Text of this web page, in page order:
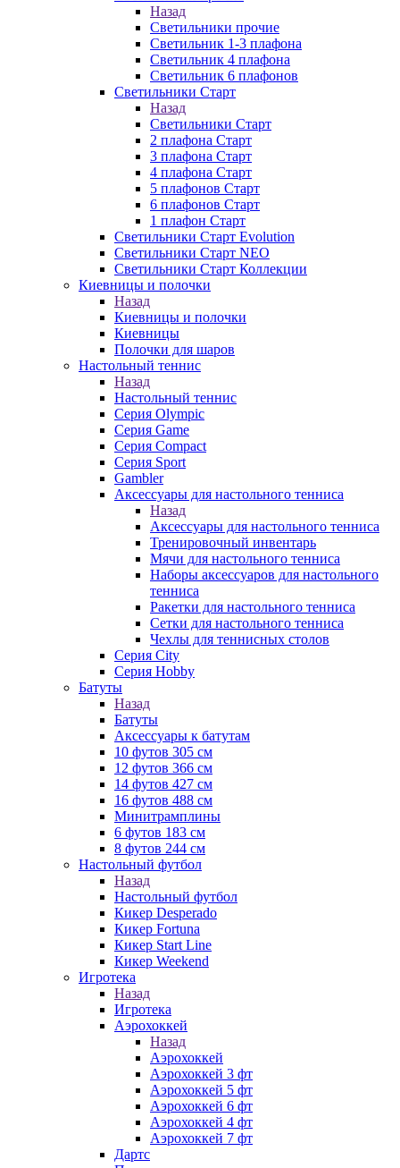
Назад
Светильники прочие
Светильник 1-3 плафона
Светильник 4 плафона
Светильник 6 плафонов
Светильники Старт
Назад
Светильники Старт
2 плафона Старт
3 плафона Старт
4 плафона Старт
5 плафонов Старт
6 плафонов Старт
1 плафон Старт
Светильники Старт Evolution
Светильники Старт NEO
Светильники Старт Коллекции
Киевницы и полочки
Назад
Киевницы и полочки
Киевницы
Полочки для шаров
Настольный теннис
Назад
Настольный теннис
Серия Olympic
Серия Game
Серия Compact
Серия Sport
Gambler
Аксессуары для настольного тенниса
Назад
Аксессуары для настольного тенниса
Тренировочный инвентарь
Мячи для настольного тенниса
Наборы аксессуаров для настольного
тенниса
Ракетки для настольного тенниса
Сетки для настольного тенниса
Чехлы для теннисных столов
Серия City
Серия Hobby
Батуты
Назад
Батуты
Аксессуары к батутам
10 футов 305 см
12 футов 366 см
14 футов 427 см
16 футов 488 см
Минитрамплины
6 футов 183 см
8 футов 244 см
Настольный футбол
Назад
Настольный футбол
Кикер Desperado
Кикер Fortuna
Кикер Start Line
Кикер Weekend
Игротека
Назад
Игротека
Аэрохоккей
Назад
Аэрохоккей
Аэрохоккей 3 фт
Аэрохоккей 5 фт
Аэрохоккей 6 фт
Аэрохоккей 4 фт
Аэрохоккей 7 фт
Дартс